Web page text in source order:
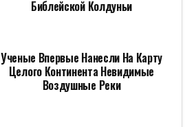
Библейской Колдуньи
Ученые Впервые Нанесли На Карту
Целого Континента Невидимые
Воздушные Реки